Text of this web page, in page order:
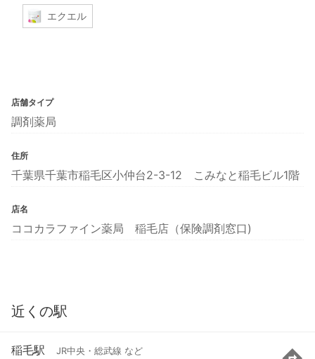
エクエル
店舗タイプ
調剤薬局
住所
千葉県千葉市稲毛区小仲台2-3-12 こみなと稲毛ビル1階
店名
ココカラファイン薬局 稲毛店（保険調剤窓口)
近くの駅
稲毛駅 JR中央・総武線 など